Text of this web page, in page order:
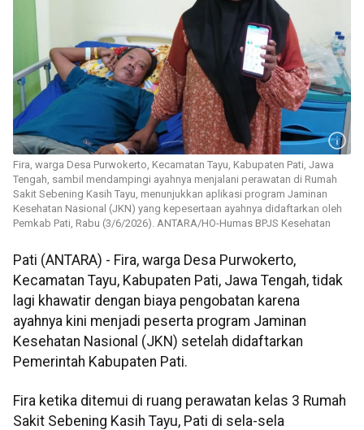
​​​​​​​Fira, warga Desa Purwokerto, Kecamatan Tayu, Kabupaten Pati, Jawa
Tengah, sambil mendampingi ayahnya menjalani perawatan di Rumah
Sakit Sebening Kasih Tayu, menunjukkan aplikasi program Jaminan
Kesehatan Nasional (JKN) yang kepesertaan ayahnya didaftarkan oleh
Pemkab Pati, Rabu (3/6/2026). ANTARA/HO-Humas BPJS Kesehatan
Pati (ANTARA) - Fira, warga Desa Purwokerto,
Kecamatan Tayu, Kabupaten Pati, Jawa Tengah, tidak
lagi khawatir dengan biaya pengobatan karena
ayahnya kini menjadi peserta program Jaminan
Kesehatan Nasional (JKN) setelah didaftarkan
Pemerintah Kabupaten Pati.
Fira ketika ditemui di ruang perawatan kelas 3 Rumah
Sakit Sebening Kasih Tayu, Pati di sela-sela